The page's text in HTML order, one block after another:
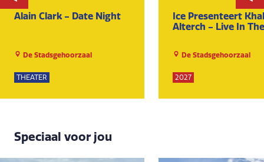
Alain Clark - Date Night
De Stadsgehoorzaal
THEATER
Ice Presenteert
Alterch - Live In
De Stadsgehoorzaal
2027
Speciaal voor jou